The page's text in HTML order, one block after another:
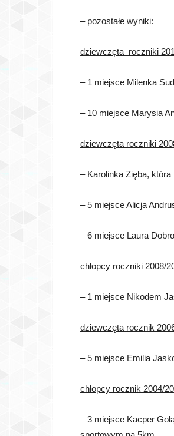
– pozostałe wyniki:
dziewczęta roczniki
– 1 miejsce Milenka
– 10 miejsce Marysia
dziewczęta roczniki
– Karolinka Zięba,
– 5 miejsce Alicja
– 6 miejsce Laura
chłopcy roczniki 2008/
– 1 miejsce Nikodem
dziewczęta rocznik
– 5 miejsce Emilia
chłopcy rocznik 2004/
– 3 miejsce Kacper